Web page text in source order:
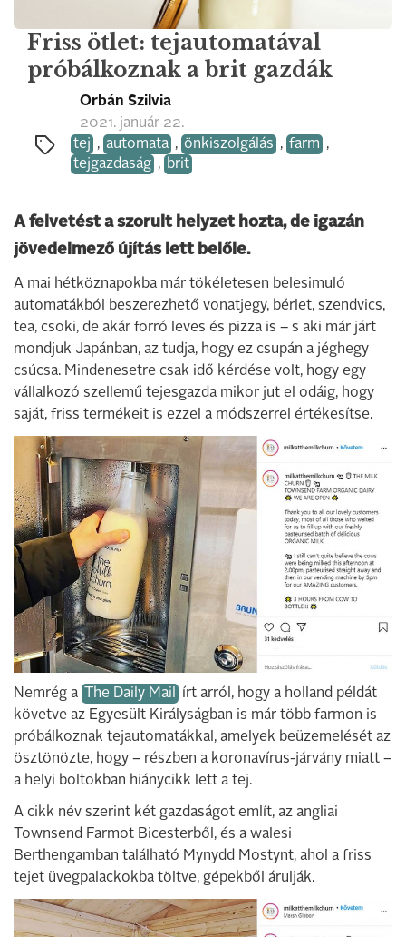
Friss ötlet: tejautomatával
próbálkoznak a brit gazdák
Orbán Szilvia
2021. január 22.
tej , automata , önkiszolgálás , farm ,
tejgazdaság , brit
A felvetést a szorult helyzet hozta, de igazán
jövedelmező újítás lett belőle.
A mai hétköznapokba már tökéletesen belesimuló
automatákból beszerezhető vonatjegy, bérlet, szendvics,
tea, csoki, de akár forró leves és pizza is – s aki már járt
mondjuk Japánban, az tudja, hogy ez csupán a jéghegy
csúcsa. Mindenesetre csak idő kérdése volt, hogy egy
vállalkozó szellemű tejesgazda mikor jut el odáig, hogy
saját, friss termékeit is ezzel a módszerrel értékesítse.
Nemrég a The Daily Mail
írt arról, hogy a holland példát
követve az Egyesült Királyságban is már több farmon is
próbálkoznak tejautomatákkal, amelyek beüzemelését az
ösztönözte, hogy – részben a koronavírus-járvány miatt –
a helyi boltokban hiánycikk lett a tej.
A cikk név szerint két gazdaságot említ, az angliai
Townsend Farmot Bicesterből, és a walesi
Berthengamban található Mynydd Mostynt, ahol a friss
tejet üvegpalackokba töltve, gépekből árulják.